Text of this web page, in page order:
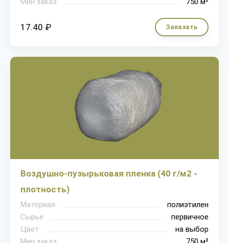
17.40 ₽ Заказать
Воздушно-пузырьковая пленка (40 г/м2 -
плотность)
Материал
полиэтилен
Сырье
первичное
Цвет
на выбор